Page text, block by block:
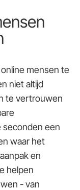
mensen te
niet altijd
te vertrouwen
seconden een
waar het
en
helpen
- van